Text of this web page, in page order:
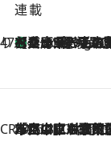
連載
47都道府県の手みやげ ひんやりスイーツで
1 Hour Ago
【兵庫県】この夏絶対食べたい 冷やしておいしいおやつ3選 淡路島の恵み
CREA'S CHOICE
2026.8.7
「立川にも歌舞伎があるんだよ」 片岡仁左衛門・市川中車ら豪